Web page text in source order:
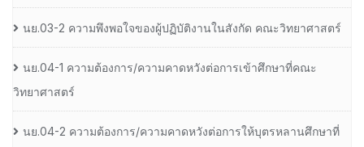
นย.03-2 ความพึงพอใจของผู้ปฏิบัติงานในสังกัด คณะวิทยาศาสตร์
นย.04-1 ความต้องการ/ความคาดหวังต่อการเข้าศึกษาที่คณะ
วิทยาศาสตร์
นย.04-2 ความต้องการ/ความคาดหวังต่อการให้บุตรหลานศึกษาที่